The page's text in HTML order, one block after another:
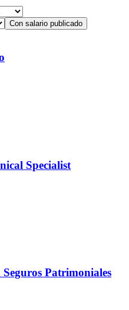
Con salario publicado
Specialist
Patrimoniales